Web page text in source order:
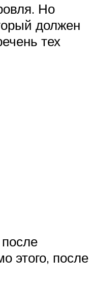
Но
должен
тех
этого, после